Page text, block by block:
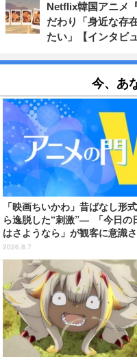
Netflix韓国アニメ
だわり「身近な存
たい」【インタビュ
今、あ
「映画ちいかわ」昔ばなし形
ら逸脱した“刺激”― 「今日の
はさようなら」が観客に意識
る物語の“裂け目”【藤津亮太の
ニメの門V 133回】
2026.8.7